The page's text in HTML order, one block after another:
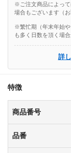
※ご注文商品によって
場合もございます（
※繁忙期（年末年始や
も多く日数を頂く場合
詳
特徴
商品番号
品番